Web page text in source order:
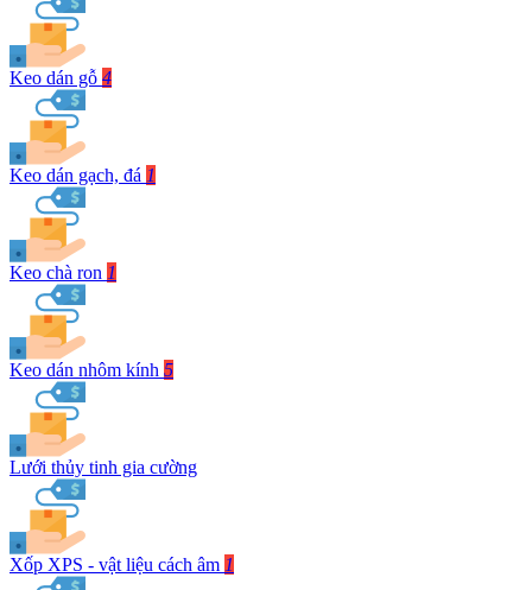
Keo dán gỗ 4
Keo dán gạch, đá 1
Keo chà ron 1
Keo dán nhôm kính 5
Lưới thủy tinh gia cường
Xốp XPS - vật liệu cách âm 1